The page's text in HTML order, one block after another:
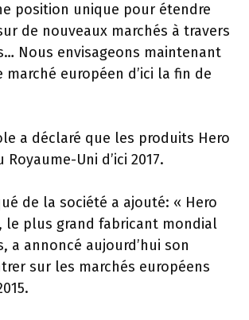
position unique pour étendre
de nouveaux marchés à travers
Nous envisageons maintenant
marché européen d’ici la fin de
a déclaré que les produits Hero
Uni d’ici 2017.
de la société a ajouté: « Hero
le plus grand fabricant mondial
a annoncé aujourd’hui son
sur les marchés européens